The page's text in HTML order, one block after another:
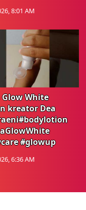
8:01 AM
White
kreator Dea
#glowup
6:36 AM